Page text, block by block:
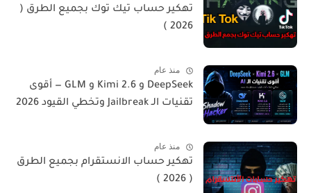
تهكير حساب تيك توك بجميع الطرق (
2026 )
منذ عام
DeepSeek و Kimi 2.6 و GLM — أقوى
تقنيات الـ Jailbreak وتخطي القيود 2026
منذ عام
تهكير حساب الانستقرام بجميع الطرق
( 2026 )